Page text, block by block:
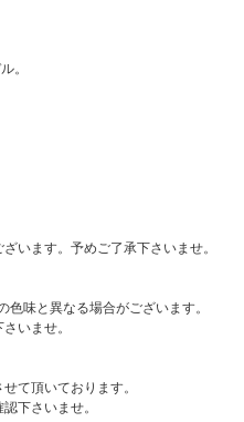
。
います。予めご了承下さいませ。
味と異なる場合がございます。
いませ。
て頂いております。
下さいませ。